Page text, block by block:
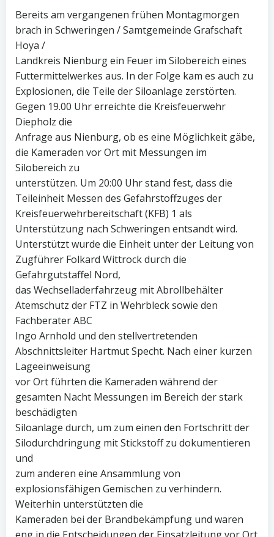
Bereits am vergangenen frühen Montagmorgen
brach in Schweringen / Samtgemeinde Grafschaft
Hoya /
Landkreis Nienburg ein Feuer im Silobereich eines
Futtermittelwerkes aus. In der Folge kam es auch zu
Explosionen, die Teile der Siloanlage zerstörten.
Gegen 19.00 Uhr erreichte die Kreisfeuerwehr
Diepholz die
Anfrage aus Nienburg, ob es eine Möglichkeit gäbe,
die Kameraden vor Ort mit Messungen im
Silobereich zu
unterstützen. Um 20:00 Uhr stand fest, dass die
Teileinheit Messen des Gefahrstoffzuges der
Kreisfeuerwehrbereitschaft (KFB) 1 als
Unterstützung nach Schweringen entsandt wird.
Unterstützt wurde die Einheit unter der Leitung von
Zugführer Folkard Wittrock durch die
Gefahrgutstaffel Nord,
das Wechselladerfahrzeug mit Abrollbehälter
Atemschutz der FTZ in Wehrbleck sowie den
Fachberater ABC
Ingo Arnhold und den stellvertretenden
Abschnittsleiter Hartmut Specht. Nach einer kurzen
Lageeinweisung
vor Ort führten die Kameraden während der
gesamten Nacht Messungen im Bereich der stark
beschädigten
Siloanlage durch, um zum einen den Fortschritt der
Silodurchdringung mit Stickstoff zu dokumentieren
und
zum anderen eine Ansammlung von
explosionsfähigen Gemischen zu verhindern.
Weiterhin unterstützten die
Kameraden bei der Brandbekämpfung und waren